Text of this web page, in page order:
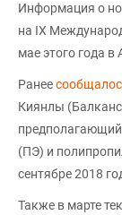
Информация о
на IX
мае этого года
Ранее
Киянлы
предполагающий
(ПЭ) и
сентябре 2018
Также в марте